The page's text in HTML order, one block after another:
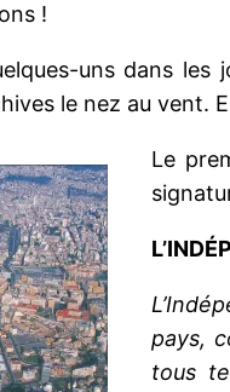
!
uns dans
le nez au vent.
Le
pays,
tous